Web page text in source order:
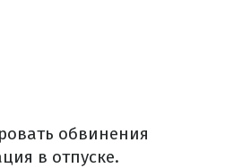
обвинения
в отпуске.